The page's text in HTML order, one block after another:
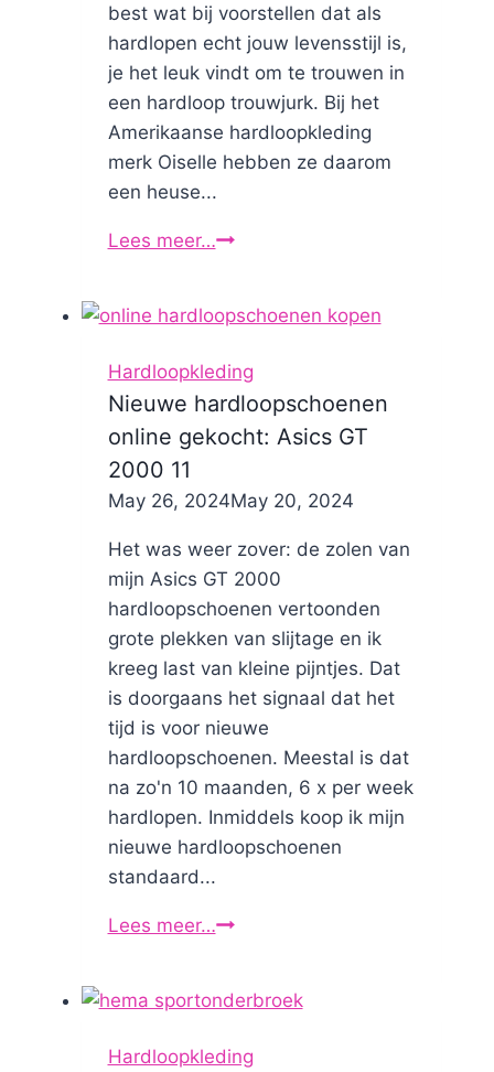
best wat bij voorstellen dat als
hardlopen echt jouw levensstijl is,
je het leuk vindt om te trouwen in
een hardloop trouwjurk. Bij het
Amerikaanse hardloopkleding
merk Oiselle hebben ze daarom
een heuse...
Lees meer…Trouwjurken
Hardloopkleding
Nieuwe hardloopschoenen
online gekocht: Asics GT
2000 11
ByNicole
May 26, 2024May 20, 2024
Het was weer zover: de zolen van
mijn Asics GT 2000
hardloopschoenen vertoonden
grote plekken van slijtage en ik
kreeg last van kleine pijntjes. Dat
is doorgaans het signaal dat het
tijd is voor nieuwe
hardloopschoenen. Meestal is dat
na zo'n 10 maanden, 6 x per week
hardlopen. Inmiddels koop ik mijn
nieuwe hardloopschoenen
standaard...
Lees meer…Nieuwe
gekocht:
Asics
Hardloopkleding